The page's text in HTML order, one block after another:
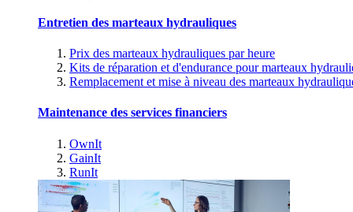
Entretien des marteaux hydrauliques
Prix des marteaux hydrauliques par heure
Kits de réparation et d'endurance pour marteaux
Remplacement et mise à niveau des marteaux
Maintenance des services financiers
OwnIt
GainIt
RunIt